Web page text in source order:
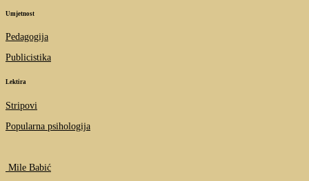
Umjetnost
Pedagogija
Publicistika
Lektira
Stripovi
Popularna psihologija
Mile Babić